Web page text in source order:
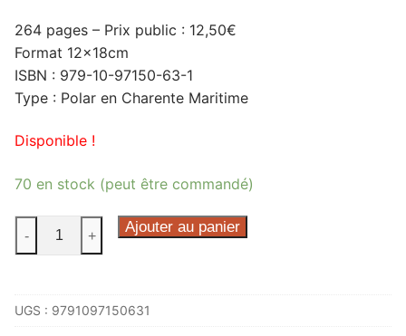
264 pages – Prix public : 12,50€
Format 12x18cm
ISBN : 979-10-97150-63-1
Type : Polar en Charente Maritime
Disponible !
70 en stock (peut être commandé)
quantité
de
d'Oléron
- + Ajouter au panier
UGS : 9791097150631